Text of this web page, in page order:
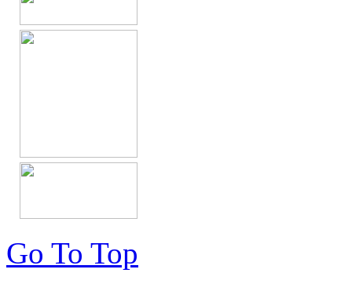
Go To Top